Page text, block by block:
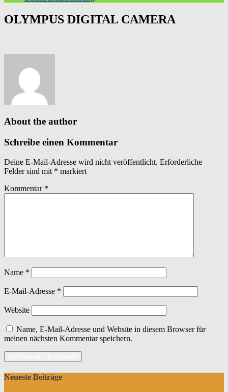
OLYMPUS DIGITAL CAMERA
About the author
Schreibe einen Kommentar
Deine E-Mail-Adresse wird nicht veröffentlicht. Erforderliche
Felder sind mit * markiert
Kommentar *
Name *
E-Mail-Adresse *
Website
Name, E-Mail-Adresse und Website in diesem Browser für
meinen nächsten Kommentar speichern.
Neueste Beiträge